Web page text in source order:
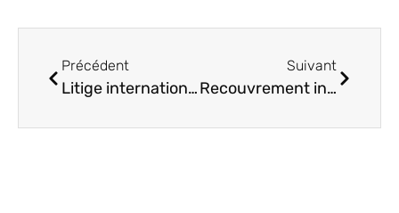
Précédent
Litige international : comment le traiter et l’éviter ?
Suivant
Recouvrement international : pourquoi faire appel à une agence de traduction juridique ?